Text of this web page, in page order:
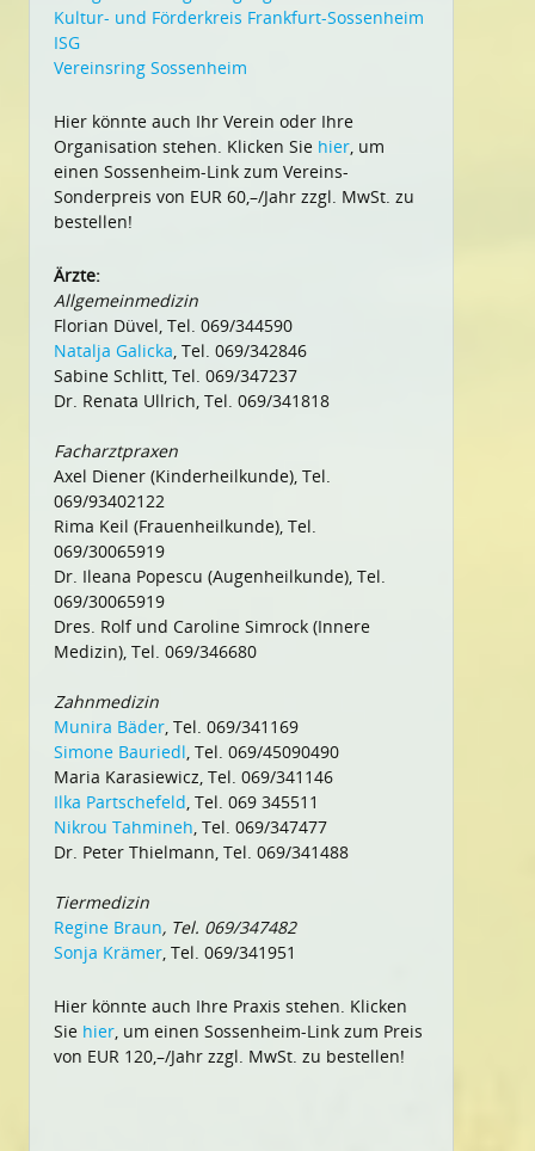
Kultur- und Förderkreis Frankfurt-Sossenheim
ISG
Vereinsring Sossenheim
Hier könnte auch Ihr Verein oder Ihre
Organisation stehen. Klicken Sie hier, um
einen Sossenheim-Link zum Vereins-
Sonderpreis von EUR 60,–/Jahr zzgl. MwSt. zu
bestellen!
Ärzte:
Allgemeinmedizin
Florian Düvel, Tel. 069/344590
Natalja Galicka, Tel. 069/342846
Sabine Schlitt, Tel. 069/347237
Dr. Renata Ullrich, Tel. 069/341818
Facharztpraxen
Axel Diener (Kinderheilkunde), Tel.
069/93402122
Rima Keil (Frauenheilkunde), Tel.
069/30065919
Dr. Ileana Popescu (Augenheilkunde), Tel.
069/30065919
Dres. Rolf und Caroline Simrock (Innere
Medizin), Tel. 069/346680
Zahnmedizin
Munira Bäder, Tel. 069/341169
Simone Bauriedl, Tel. 069/45090490
Maria Karasiewicz, Tel. 069/341146
Ilka Partschefeld, Tel. 069 345511
Nikrou Tahmineh, Tel. 069/347477
Dr. Peter Thielmann, Tel. 069/341488
Tiermedizin
Regine Braun, Tel. 069/347482
Sonja Krämer, Tel. 069/341951
Hier könnte auch Ihre Praxis stehen. Klicken
Sie hier, um einen Sossenheim-Link zum Preis
von EUR 120,–/Jahr zzgl. MwSt. zu bestellen!